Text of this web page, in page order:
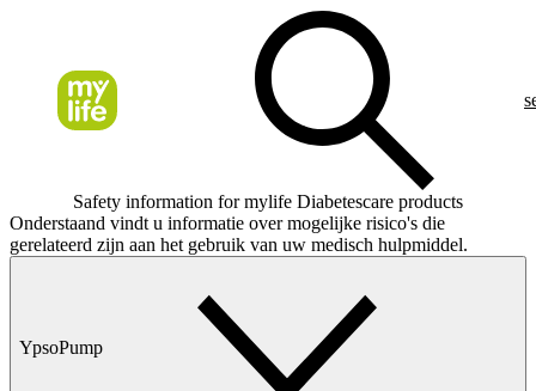
Safety information for mylife Diabetescare products
Onderstaand vindt u informatie over mogelijke risico's die
gerelateerd zijn aan het gebruik van uw medisch hulpmiddel.
YpsoPump